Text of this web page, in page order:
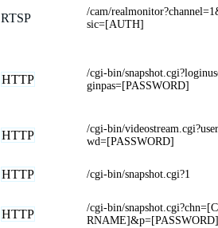
RTSP
/cam/
sic=[AUTH]
HTTP
/cgi-bin/
ginpas=[PASSWORD]
HTTP
/cgi-bin/
wd=[PASSWORD]
HTTP /cgi-bin/snapshot.cgi?1
HTTP
/cgi-bin/
RNAME]&p=[PASSWORD]